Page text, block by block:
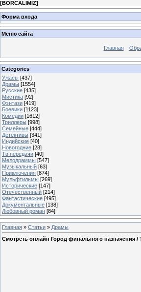
[BORCALIMIZ]
Форма входа
Меню сайта
Главная
Categories
Ужасы [437]
Драмы [1554]
Русские [435]
Мистика [92]
Фэнтази [419]
Боевики [1123]
Комедии [1612]
Триллеры [998]
Семейные [444]
Детективы [341]
Индийские [40]
Новогодние [28]
Тв передачи [40]
Мелодраммы [547]
Музыкальный [63]
Приключения [874]
Мульфтильмы [269]
Исторические [147]
Отечественный [214]
Фантастические [495]
Документальные [138]
Любовный роман [84]
Главная » Статьи » Драмы
Смотреть онлайн Город финального назначения /